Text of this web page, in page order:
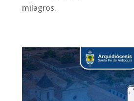
milagros.